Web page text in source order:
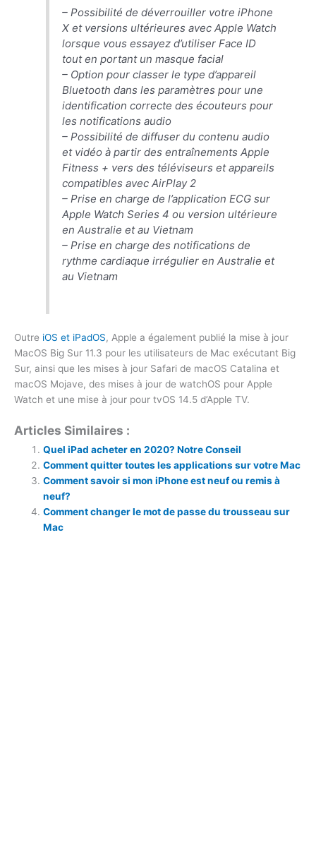
– Possibilité de déverrouiller votre ‌iPhone‌
X et versions ultérieures avec Apple Watch
lorsque vous essayez d’utiliser Face ID
tout en portant un masque facial
– Option pour classer le type d’appareil
Bluetooth dans les paramètres pour une
identification correcte des écouteurs pour
les notifications audio
– Possibilité de diffuser du contenu audio
et vidéo à partir des entraînements Apple
Fitness + vers des téléviseurs et appareils
compatibles avec ‌AirPlay‌ 2
– Prise en charge de l’application ECG sur
Apple Watch Series 4 ou version ultérieure
en Australie et au Vietnam
– Prise en charge des notifications de
rythme cardiaque irrégulier en Australie et
au Vietnam
Outre iOS et iPadOS, Apple a également publié la mise à jour
MacOS Big Sur 11.3 pour les utilisateurs de Mac exécutant Big
Sur, ainsi que les mises à jour Safari de macOS Catalina et
macOS Mojave, des mises à jour de watchOS pour Apple
Watch et une mise à jour pour tvOS 14.5 d’Apple TV.
Articles Similaires :
Quel iPad acheter en 2020? Notre Conseil
Comment quitter toutes les applications sur votre Mac
Comment savoir si mon iPhone est neuf ou remis à
neuf?
Comment changer le mot de passe du trousseau sur
Mac